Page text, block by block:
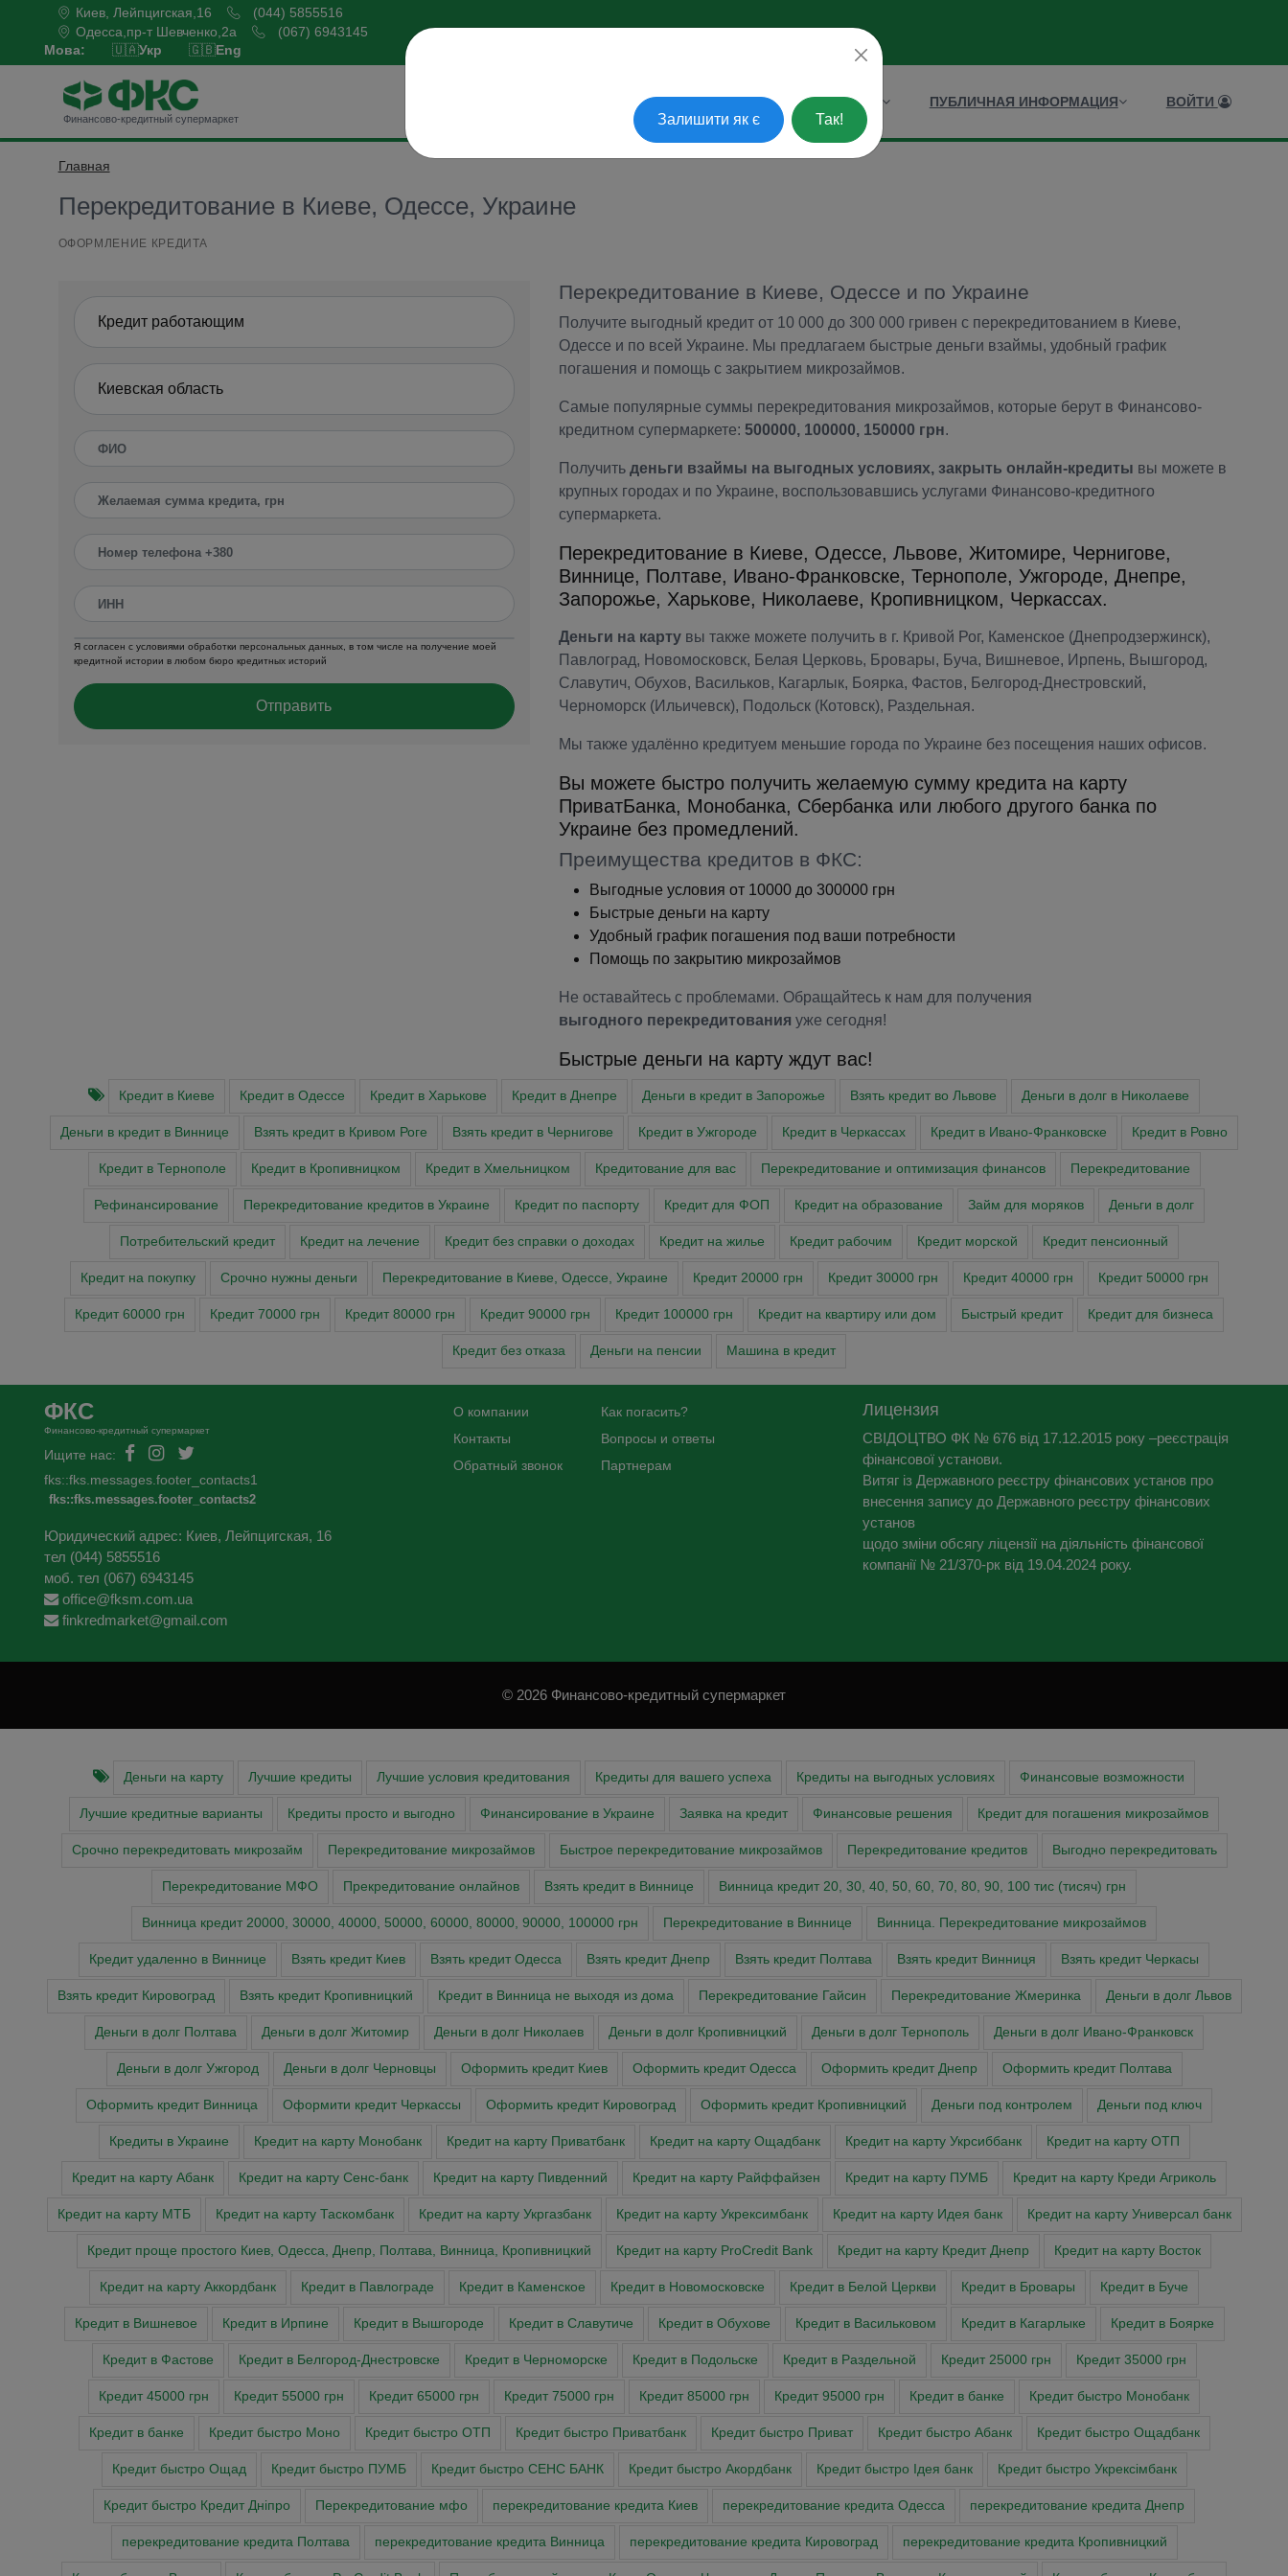
Киев, Лейпцигская,16
(044) 5855516
Одесса,пр-т Шевченко,2а
(067) 6943145
Мова: 🇺🇦Укр 🇬🇧Eng
Финансово-кредитный супермаркет
ПОГАСИТЬ КРЕДИТ СЕРВИСЫ ПУБЛИЧНАЯ ИНФОРМАЦИЯ ВОЙТИ
Залишити як є Так!
Главная
Перекредитование в Киеве, Одессе, Украине
ОФОРМЛЕНИЕ КРЕДИТА
Я согласен с условиями обработки персональных данных, в том числе на получение моей
кредитной истории в любом бюро кредитных историй
Отправить
Перекредитование в Киеве, Одессе и по Украине
Получите выгодный кредит от 10 000 до 300 000 гривен с перекредитованием в Киеве,
Одессе и по всей Украине. Мы предлагаем быстрые деньги взаймы, удобный график
погашения и помощь с закрытием микрозаймов.
Самые популярные суммы перекредитования микрозаймов, которые берут в Финансово-
кредитном супермаркете: 500000, 100000, 150000 грн.
Получить деньги взаймы на выгодных условиях, закрыть онлайн-кредиты вы можете в
крупных городах и по Украине, воспользовавшись услугами Финансово-кредитного
супермаркета.
Перекредитование в Киеве, Одессе, Львове, Житомире, Чернигове,
Виннице, Полтаве, Ивано-Франковске, Тернополе, Ужгороде, Днепре,
Запорожье, Харькове, Николаеве, Кропивницком, Черкассах.
Деньги на карту вы также можете получить в г. Кривой Рог, Каменское (Днепродзержинск),
Павлоград, Новомосковск, Белая Церковь, Бровары, Буча, Вишневое, Ирпень, Вышгород,
Славутич, Обухов, Васильков, Кагарлык, Боярка, Фастов, Белгород-Днестровский,
Черноморск (Ильичевск), Подольск (Котовск), Раздельная.
Мы также удалённо кредитуем меньшие города по Украине без посещения наших офисов.
Вы можете быстро получить желаемую сумму кредита на карту
ПриватБанка, Монобанка, Сбербанка или любого другого банка по
Украине без промедлений.
Преимущества кредитов в ФКС:
Выгодные условия от 10000 до 300000 грн
Быстрые деньги на карту
Удобный график погашения под ваши потребности
Помощь по закрытию микрозаймов
Не оставайтесь с проблемами. Обращайтесь к нам для получения
выгодного перекредитования уже сегодня!
Быстрые деньги на карту ждут вас!
Кредит в Киеве Кредит в Одессе Кредит в Харькове Кредит в Днепре Деньги в кредит в Запорожье Взять кредит во Львове Деньги в долг в Николаеве
Деньги в кредит в Виннице Взять кредит в Кривом Роге Взять кредит в Чернигове Кредит в Ужгороде Кредит в Черкассах Кредит в Ивано-Франковске Кредит в Ровно
Кредит в Тернополе Кредит в Кропивницком Кредит в Хмельницком Кредитование для вас Перекредитование и оптимизация финансов Перекредитование
Рефинансирование Перекредитование кредитов в Украине Кредит по паспорту Кредит для ФОП Кредит на образование Займ для моряков Деньги в долг
Потребительский кредит Кредит на лечение Кредит без справки о доходах Кредит на жилье Кредит рабочим Кредит морской Кредит пенсионный
Кредит на покупку Cрочно нужны деньги Перекредитование в Киеве, Одессе, Украине Кредит 20000 грн Кредит 30000 грн Кредит 40000 грн Кредит 50000 грн
Кредит 60000 грн Кредит 70000 грн Кредит 80000 грн Кредит 90000 грн Кредит 100000 грн Кредит на квартиру или дом Быстрый кредит Кредит для бизнеса
Кредит без отказа Деньги на пенсии Машина в кредит
ФКС
Финансово-кредитный супермаркет
Ищите нас:
fks::fks.messages.footer_contacts1
fks::fks.messages.footer_contacts2
Юридический адрес: Киев, Лейпцигская, 16
тел (044) 5855516
моб. тел (067) 6943145
office@fksm.com.ua
finkredmarket@gmail.com
О компании
Контакты
Обратный звонок
Как погасить?
Вопросы и ответы
Партнерам
Лицензия
СВІДОЦТВО ФК № 676 від 17.12.2015 року –реєстрація
фінансової установи.
Витяг із Державного реєстру фінансових установ про
внесення запису до Державного реєстру фінансових
установ
щодо зміни обсягу ліцензії на діяльність фінансової
компанії № 21/370-рк від 19.04.2024 року.
© 2026 Финансово-кредитный супермаркет
Деньги на карту Лучшие кредиты Лучшие условия кредитования Кредиты для вашего успеха Кредиты на выгодных условиях Финансовые возможности
Лучшие кредитные варианты Кредиты просто и выгодно Финансирование в Украине Заявка на кредит Финансовые решения Кредит для погашения микрозаймов
Срочно перекредитовать микрозайм Перекредитование микрозаймов Быстрое перекредитование микрозаймов Перекредитование кредитов Выгодно перекредитовать
Перекредитование МФО Прекредитование онлайнов Взять кредит в Виннице Винница кредит 20, 30, 40, 50, 60, 70, 80, 90, 100 тис (тисяч) грн
Винница кредит 20000, 30000, 40000, 50000, 60000, 80000, 90000, 100000 грн Перекредитование в Виннице Винница. Перекредитование микрозаймов
Кредит удаленно в Виннице Взять кредит Киев Взять кредит Одесса Взять кредит Днепр Взять кредит Полтава Взять кредит Винниця Взять кредит Черкасы
Взять кредит Кировоград Взять кредит Кропивницкий Кредит в Винница не выходя из дома Перекредитование Гайсин Перекредитование Жмеринка Деньги в долг Львов
Деньги в долг Полтава Деньги в долг Житомир Деньги в долг Николаев Деньги в долг Кропивницкий Деньги в долг Тернополь Деньги в долг Ивано-Франковск
Деньги в долг Ужгород Деньги в долг Черновцы Оформить кредит Киев Оформить кредит Одесса Оформить кредит Днепр Оформить кредит Полтава
Оформить кредит Винница Оформити кредит Черкасcы Оформить кредит Кировоград Оформить кредит Кропивницкий Деньги под контролем Деньги под ключ
Кредиты в Украине Кредит на карту Монобанк Кредит на карту Приватбанк Кредит на карту Ощадбанк Кредит на карту Укрсиббанк Кредит на карту ОТП
Кредит на карту Абанк Кредит на карту Сенс-банк Кредит на карту Пивденний Кредит на карту Райффайзен Кредит на карту ПУМБ Кредит на карту Креди Агриколь
Кредит на карту МТБ Кредит на карту Таскомбанк Кредит на карту Укргазбанк Кредит на карту Укрексимбанк Кредит на карту Идея банк Кредит на карту Универсал банк
Кредит проще простого Киев, Одесса, Днепр, Полтава, Винница, Кропивницкий Кредит на карту ProCredit Bank Кредит на карту Кредит Днепр Кредит на карту Восток
Кредит на карту Аккордбанк Кредит в Павлограде Кредит в Каменское Кредит в Новомосковске Кредит в Белой Церкви Кредит в Бровары Кредит в Буче
Кредит в Вишневое Кредит в Ирпине Кредит в Вышгороде Кредит в Славутиче Кредит в Обухове Кредит в Васильковом Кредит в Кагарлыке Кредит в Боярке
Кредит в Фастове Кредит в Белгород-Днестровске Кредит в Черноморске Кредит в Подольске Кредит в Раздельной Кредит 25000 грн Кредит 35000 грн
Кредит 45000 грн Кредит 55000 грн Кредит 65000 грн Кредит 75000 грн Кредит 85000 грн Кредит 95000 грн Кредит в банке Кредит быстро Монобанк
Кредит в банке Кредит быстро Моно Кредит быстро ОТП Кредит быстро Приватбанк Кредит быстро Приват Кредит быстро Абанк Кредит быстро Ощадбанк
Кредит быстро Ощад Кредит быстро ПУМБ Кредит быстро СЕНС БАНК Кредит быстро Акордбанк Кредит быстро Ідея банк Кредит быстро Укрексімбанк
Кредит быстро Кредит Дніпро Перекредитование мфо перекредитование кредита Киев перекредитование кредита Одесса перекредитование кредита Днепр
перекредитование кредита Полтава перекредитование кредита Винница перекредитование кредита Кировоград перекредитование кредита Кропивницкий